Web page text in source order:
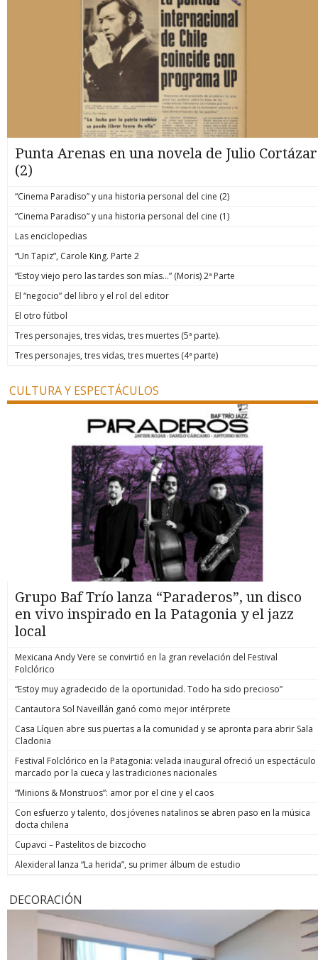
Punta Arenas en una novela de Julio Cortázar
(2)
“Cinema Paradiso” y una historia personal del cine (2)
“Cinema Paradiso” y una historia personal del cine (1)
Las enciclopedias
“Un Tapiz”, Carole King. Parte 2
“Estoy viejo pero las tardes son mías…” (Moris) 2ª Parte
El “negocio” del libro y el rol del editor
El otro fútbol
Tres personajes, tres vidas, tres muertes (5ª parte).
Tres personajes, tres vidas, tres muertes (4ª parte)
CULTURA Y ESPECTÁCULOS
Grupo Baf Trío lanza “Paraderos”, un disco
en vivo inspirado en la Patagonia y el jazz
local
Mexicana Andy Vere se convirtió en la gran revelación del Festival
Folclórico
“Estoy muy agradecido de la oportunidad. Todo ha sido precioso”
Cantautora Sol Naveillán ganó como mejor intérprete
Casa Líquen abre sus puertas a la comunidad y se apronta para abrir Sala
Cladonia
Festival Folclórico en la Patagonia: velada inaugural ofreció un espectáculo
marcado por la cueca y las tradiciones nacionales
“Minions & Monstruos”: amor por el cine y el caos
Con esfuerzo y talento, dos jóvenes natalinos se abren paso en la música
docta chilena
Cupavci – Pastelitos de bizcocho
Alexideral lanza “La herida”, su primer álbum de estudio
DECORACIÓN